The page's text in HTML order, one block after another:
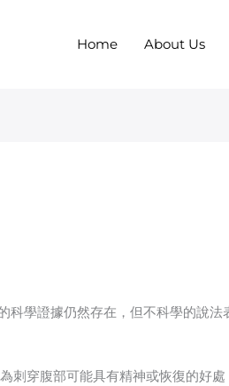
Home About Us
學證據仍然存在，但不科學的說
刺穿腹部可能具有精神或恢復的好